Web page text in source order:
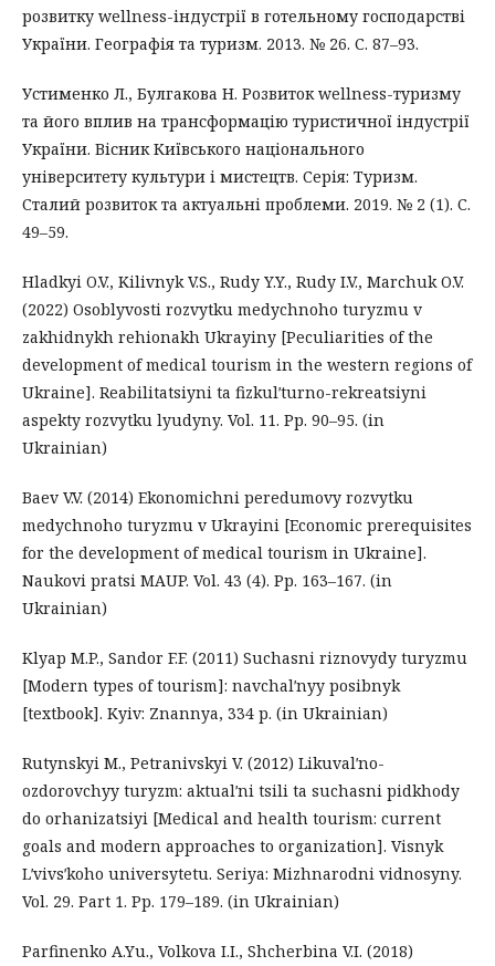
розвитку wellness-індустрії в готельному господарстві
України. Географія та туризм. 2013. № 26. С. 87–93.
Устименко Л., Булгакова Н. Розвиток wellness-туризму
та його вплив на трансформацію туристичної індустрії
України. Вісник Київського національного
університету культури і мистецтв. Серія: Туризм.
Сталий розвиток та актуальні проблеми. 2019. № 2 (1). С.
49–59.
Hladkyi O.V., Kilivnyk V.S., Rudy Y.Y., Rudy I.V., Marchuk O.V.
(2022) Osoblyvosti rozvytku medychnoho turyzmu v
zakhidnykh rehionakh Ukrayiny [Peculiarities of the
development of medical tourism in the western regions of
Ukraine]. Reabilitatsiyni ta fizkulʹturno-rekreatsiyni
aspekty rozvytku lyudyny. Vol. 11. Рр. 90–95. (in
Ukrainian)
Baev V.V. (2014) Ekonomichni peredumovy rozvytku
medychnoho turyzmu v Ukrayini [Economic prerequisites
for the development of medical tourism in Ukraine].
Naukovi pratsi MAUP. Vol. 43 (4). Рр. 163–167. (in
Ukrainian)
Klyap M.P., Sandor F.F. (2011) Suchasni riznovydy turyzmu
[Modern types of tourism]: navchalʹnyy posibnyk
[textbook]. Kyiv: Znannya, 334 p. (in Ukrainian)
Rutynskyi M., Petranivskyi V. (2012) Likuvalʹno-
ozdorovchyy turyzm: aktualʹni tsili ta suchasni pidkhody
do orhanizatsiyi [Medical and health tourism: current
goals and modern approaches to organization]. Visnyk
Lʹvivsʹkoho universytetu. Seriya: Mizhnarodni vidnosyny.
Vol. 29. Part 1. Pp. 179–189. (in Ukrainian)
Parfinenko A.Yu., Volkova I.I., Shcherbina V.I. (2018)